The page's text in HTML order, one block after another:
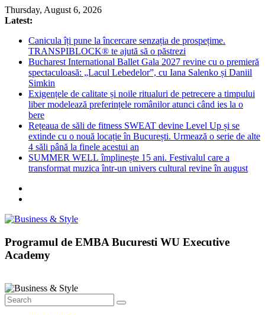
Skip
to
Thursday, August 6, 2026
Latest:
Canicula îți pune la încercare senzația de prospețime.
TRANSPIBLOCK® te ajută să o păstrezi
Bucharest International Ballet Gala 2027 revine cu o premieră
spectaculoasă: „Lacul Lebedelor”, cu Iana Salenko și Daniil
Simkin
Exigențele de calitate și noile ritualuri de petrecere a timpului
liber modelează preferințele românilor atunci când ies la o
bere
Rețeaua de săli de fitness SWEAT devine Level Up și se
extinde cu o nouă locație în București. Urmează o serie de alte
4 săli până la finele acestui an
SUMMER WELL împlinește 15 ani. Festivalul care a
transformat muzica într-un univers cultural revine în august
Business
&
Știri
cu
Programul de EMBA Bucuresti WU Executive
Academy